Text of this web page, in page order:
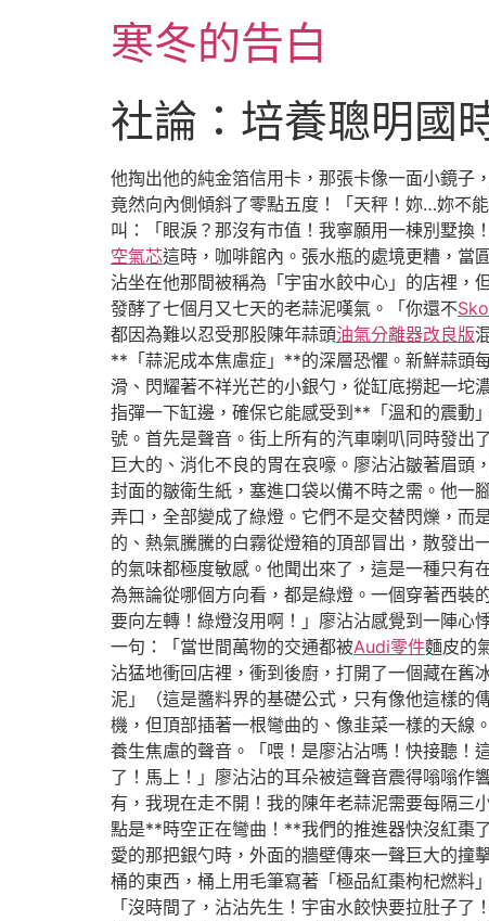
寒冬的告白
社論：培養聰明國
他掏出他的純金箔信用卡，那張卡像一面小鏡子
竟然向內側傾斜了零點五度！「天秤！妳…妳不
叫：「眼淚？那沒有市值！我寧願用一棟別墅換
空氣芯這時，咖啡館內。張水瓶的處境更糟，當
沾坐在他那間被稱為「宇宙水餃中心」的店裡，
發酵了七個月又七天的老蒜泥嘆氣。「你還不
都因為難以忍受那股陳年蒜頭油氣分離器改良版
**「蒜泥成本焦慮症」**的深層恐懼。新鮮蒜頭
滑、閃耀著不祥光芒的小銀勺，從缸底撈起一坨
指彈一下缸邊，確保它能感受到**「溫和的震動
號。首先是聲音。街上所有的汽車喇叭同時發
巨大的、消化不良的胃在哀嚎。廖沾沾皺著眉頭
封面的皺衛生紙，塞進口袋以備不時之需。他一
弄口，全部變成了綠燈。它們不是交替閃爍，而
的、熱氣騰騰的白霧從燈箱的頂部冒出，散發
的氣味都極度敏感。他聞出來了，這是一種只有
為無論從哪個方向看，都是綠燈。一個穿著西裝
要向左轉！綠燈沒用啊！」廖沾沾感覺到一陣心
一句：「當世間萬物的交通都被Audi零件麵皮的
沾猛地衝回店裡，衝到後廚，打開了一個藏在舊
泥」（這是醬料界的基礎公式，只有像他這樣的
機，但頂部插著一根彎曲的、像韭菜一樣的天
養生焦慮的聲音。「喂！是廖沾沾嗎！快接聽！
了！馬上！」廖沾沾的耳朵被這聲音震得嗡嗡作
有，我現在走不開！我的陳年老蒜泥需要每隔三
點是**時空正在彎曲！**我們的推進器快沒紅棗
愛的那把銀勺時，外面的牆壁傳來一聲巨大的撞
桶的東西，桶上用毛筆寫著「極品紅棗枸杞燃
「沒時間了，沾沾先生！宇宙水餃快要拉肚子